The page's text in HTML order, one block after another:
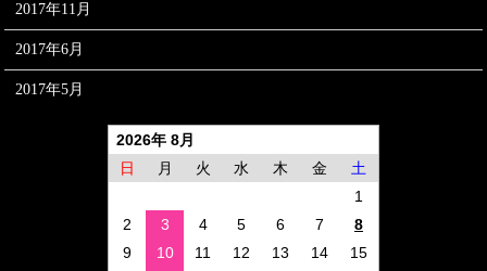
2017年11月
2017年6月
2017年5月
2026年 8月
日
月 火 水 木 金
土
1
2
3 4 5 6 7
8
9
10 11 12 13 14
15